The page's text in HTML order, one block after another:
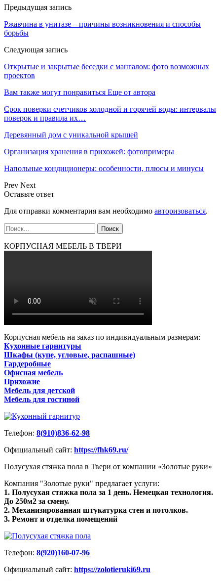
Предыдущая запись
Ржавчина в унитазе – причины возникновения и способы
борьбы
Следующая запись
Открытые и закрытые беседки с мангалом: фото возможных
проектов
Вам также могут понравиться Еще от автора
Срок поверки счетчиков холодной и горячей воды: интервалы
поверок и правила их…
Деревянный дом с уникальной крышей
Организация хранения в прихожей: фотопримеры
Напольные кондиционеры: особенности, плюсы и минусы
Prev Next
Оставьте ответ
Для отправки комментария вам необходимо авторизоваться.
КОРПУСНАЯ МЕБЕЛЬ В ТВЕРИ
Корпусная мебель на заказ по индивидуальным размерам:
Кухонные гарнитуры
Шкафы (купе, угловые, распашные)
Гардеробные
Офисная мебель
Прихожие
Мебель для детской
Мебель для гостиной
Телефон: 8(910)836-62-98
Официальный сайт: https://fhk69.ru/
Полусухая стяжка пола в Твери от компании «Золотые руки»
Компания "Золотые руки" предлагает услуги:
1. Полусухая стяжка пола за 1 день. Немецкая технология.
До 250м2 за смену.
2. Механизированная штукатурка стен и потолков.
3. Ремонт и отделка помещений
Телефон: 8(920)160-07-96
Официальный сайт: https://zolotieruki69.ru